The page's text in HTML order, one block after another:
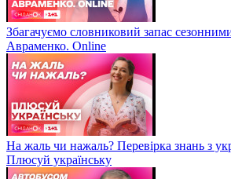
Збагачуємо словниковий запас
Авраменко. Online
На жаль чи нажаль? Перевірка знань з
Плюсуй українську